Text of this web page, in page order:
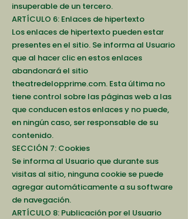
insuperable de un tercero.
ARTÍCULO 6: Enlaces de hipertexto
Los enlaces de hipertexto pueden estar
presentes en el sitio. Se informa al Usuario
que al hacer clic en estos enlaces
abandonará el sitio
theatredelopprime.com. Esta última no
tiene control sobre las páginas web a las
que conducen estos enlaces y no puede,
en ningún caso, ser responsable de su
contenido.
SECCIÓN 7: Cookies
Se informa al Usuario que durante sus
visitas al sitio, ninguna cookie se puede
agregar automáticamente a su software
de navegación.
ARTÍCULO 8: Publicación por el Usuario